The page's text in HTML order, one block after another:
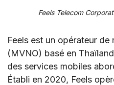
Feels Telecom
Feels est un opérateur de
(MVNO) basé en
des services mobiles
Établi en 2020, Feels